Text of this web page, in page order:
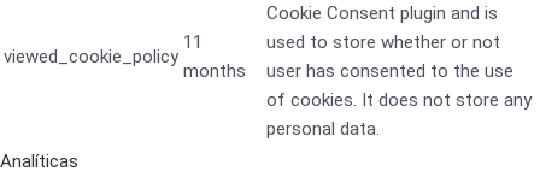
viewed_cookie_policy
11
months
Cookie Consent plugin and is
used to store whether or not
user has consented to the use
of cookies. It does not store any
personal data.
Analíticas